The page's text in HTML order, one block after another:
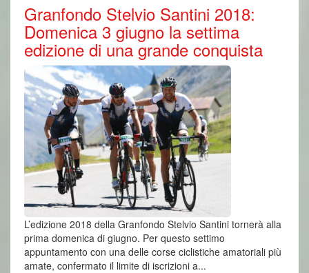
Granfondo Stelvio Santini 2018:
Domenica 3 giugno la settima
edizione di una grande conquista
L’edizione 2018 della Granfondo Stelvio Santini tornerà alla
prima domenica di giugno. Per questo settimo
appuntamento con una delle corse ciclistiche amatoriali più
amate, confermato il limite di iscrizioni a...